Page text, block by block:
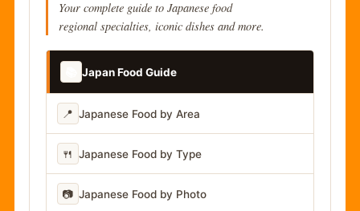
Your complete guide to Japanese food
regional specialties, iconic dishes and more.
Japan Food Guide
📍 Japanese Food by Area
🍴 Japanese Food by Type
📷 Japanese Food by Photo